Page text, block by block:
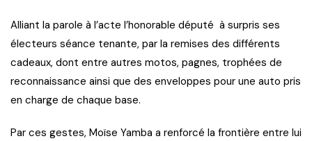
Alliant la parole à l’acte l’honorable député à surpris ses
électeurs séance tenante, par la remises des différents
cadeaux, dont entre autres motos, pagnes, trophées de
reconnaissance ainsi que des enveloppes pour une auto pris
en charge de chaque base.
Par ces gestes, Moïse Yamba a renforcé la frontière entre lui